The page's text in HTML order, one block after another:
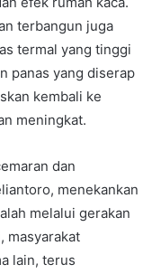
terbangun juga
termal yang tinggi
panas yang diserap
kembali ke
meningkat.
dan
menekankan
melalui gerakan
masyarakat
lain, terus